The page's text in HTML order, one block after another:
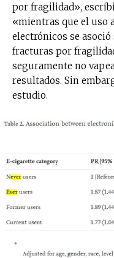
por fragilidad»,
«mientras que el uso
electrónicos se
fracturas por
seguramente no
resultados. Sin
estudio.